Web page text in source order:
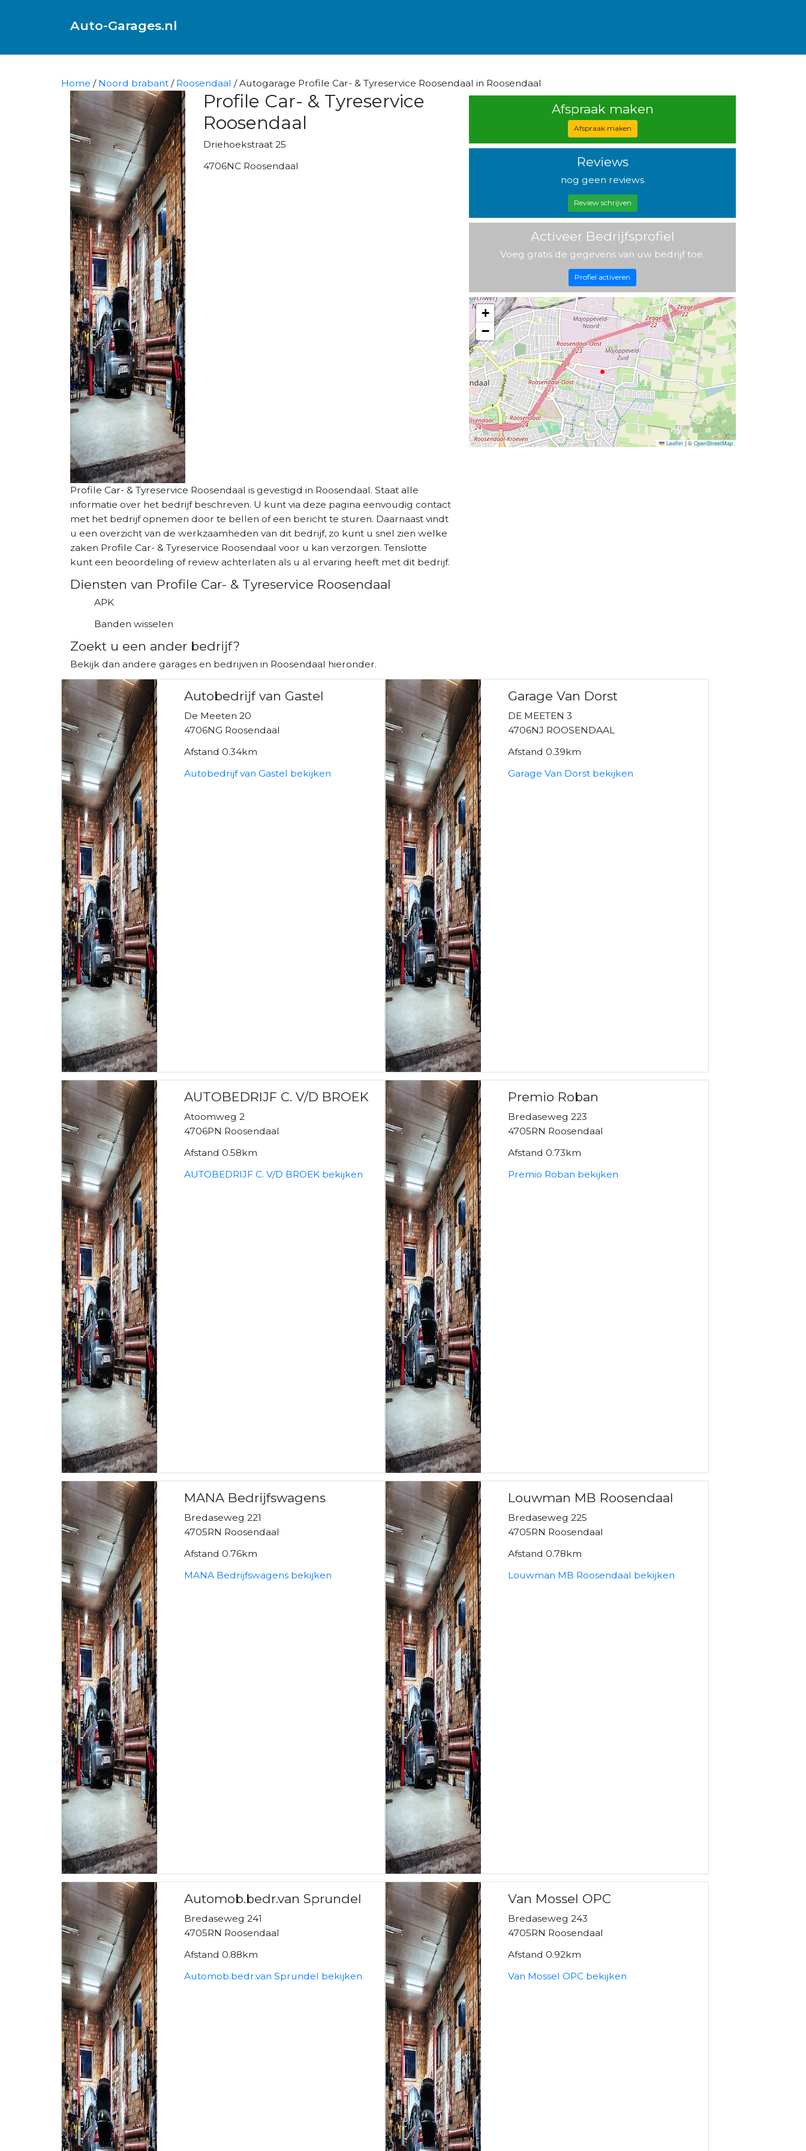
Auto-Garages.nl
Home / Noord brabant / Roosendaal / Autogarage Profile Car- & Tyreservice Roosendaal in Roosendaal
Profile Car- & Tyreservice
Roosendaal
Driehoekstraat 25
4706NC Roosendaal
Profile Car- & Tyreservice Roosendaal is gevestigd in Roosendaal. Staat alle
informatie over het bedrijf beschreven. U kunt via deze pagina eenvoudig contact
met het bedrijf opnemen door te bellen of een bericht te sturen. Daarnaast vindt
u een overzicht van de werkzaamheden van dit bedrijf, zo kunt u snel zien welke
zaken Profile Car- & Tyreservice Roosendaal voor u kan verzorgen. Tenslotte
kunt een beoordeling of review achterlaten als u al ervaring heeft met dit bedrijf.
Diensten van Profile Car- & Tyreservice Roosendaal
APK
Banden wisselen
Afspraak maken
Afspraak maken
Reviews
nog geen reviews
Review schrijven
Activeer Bedrijfsprofiel
Voeg gratis de gegevens van uw bedrijf toe.
Profiel activeren
+
−
Leaflet | © OpenStreetMap
Zoekt u een ander bedrijf?
Bekijk dan andere garages en bedrijven in Roosendaal hieronder.
Autobedrijf van Gastel
De Meeten 20
4706NG Roosendaal
Afstand 0.34km
Autobedrijf van Gastel bekijken
Garage Van Dorst
DE MEETEN 3
4706NJ ROOSENDAAL
Afstand 0.39km
Garage Van Dorst bekijken
AUTOBEDRIJF C. V/D BROEK
Atoomweg 2
4706PN Roosendaal
Afstand 0.58km
AUTOBEDRIJF C. V/D BROEK bekijken
Premio Roban
Bredaseweg 223
4705RN Roosendaal
Afstand 0.73km
Premio Roban bekijken
MANA Bedrijfswagens
Bredaseweg 221
4705RN Roosendaal
Afstand 0.76km
MANA Bedrijfswagens bekijken
Louwman MB Roosendaal
Bredaseweg 225
4705RN Roosendaal
Afstand 0.78km
Louwman MB Roosendaal bekijken
Automob.bedr.van Sprundel
Bredaseweg 241
4705RN Roosendaal
Afstand 0.88km
Automob.bedr.van Sprundel bekijken
Van Mossel OPC
Bredaseweg 243
4705RN Roosendaal
Afstand 0.92km
Van Mossel OPC bekijken